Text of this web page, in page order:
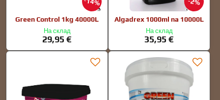
Green Control 1kg 40000L
На склад
29,95 €
Algadrex 1000ml na 10000L
На склад
35,95 €